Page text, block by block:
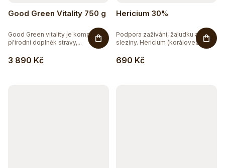
Good Green Vitality 750 g
3 890 Kč
Good Green vitality je komplexní
přírodní doplněk stravy,...
Hericium 30%
690 Kč
Podpora zažívání, žaludku a
sleziny. Hericium (korálovec...